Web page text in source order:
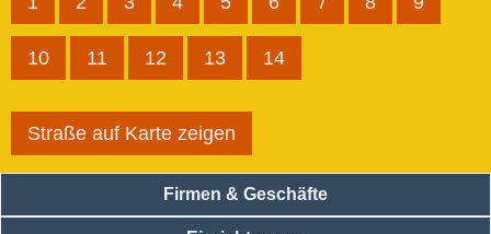
10 11 12 13 14
Straße auf Karte zeigen
Firmen & Geschäfte